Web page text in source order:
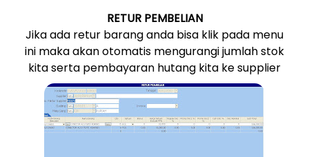
RETUR PEMBELIAN
Jika ada retur barang anda bisa klik pada menu
ini maka akan otomatis mengurangi jumlah stok
kita serta pembayaran hutang kita ke supplier